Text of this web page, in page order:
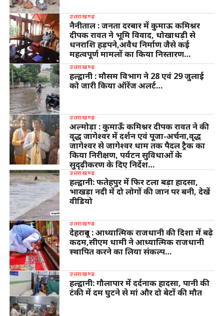
उत्तराखण्ड
नैनीताल : जनता दरबार में कुमाऊ कमिश्नर
दीपक रावत ने भूमि विवाद, धोखाधड़ी से
धनराशि हड़पने,अवैध निर्माण जैसे कई
महत्वपूर्ण मामलों का किया निस्तारण…
उत्तराखण्ड
हल्द्वानी : मौसम विभाग ने 28 एवं 29 जुलाई
को जारी किया ऑरेंज अलर्ट…
उत्तराखण्ड
अल्मोड़ा : कुमाऊँ कमिश्नर दीपक रावत ने की
वृद्ध जागेश्वर में दर्शन एवं पूजा-अर्चना,वृद्ध
जागेश्वर से जागेश्वर धाम तक पैदल ट्रैक का
किया निरीक्षण, पर्यटन सुविधाओं के
सुदृढ़ीकरण के दिए निर्देश…
उत्तराखण्ड
हल्द्वानी: फतेहपुर में फिर टला बड़ा हादसा,
भाखड़ा नदी में दो लोगों की जान पर बनी, देखें
वीडियो
उत्तराखण्ड
देहरादून : आध्यात्मिक राजधानी की दिशा में बढ़े
कदम,सीएम धामी ने आध्यात्मिक राजधानी
स्थापित करने का लिया संकल्प…
उत्तराखण्ड
हल्द्वानी: गौलापार में दर्दनाक हादसा, पानी की
टंकी में दम घुटने से मां और दो बेटों की मौत